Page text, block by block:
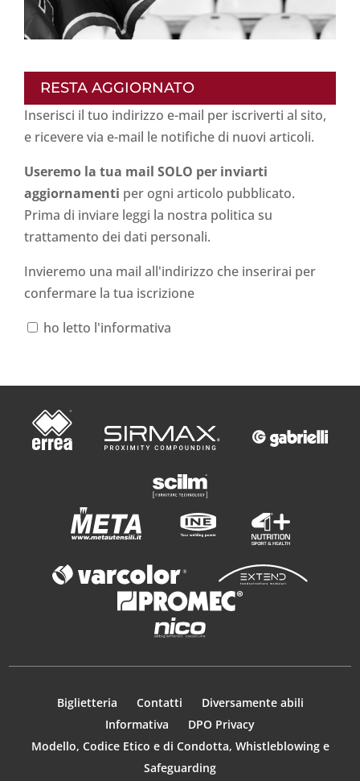
RESTA AGGIORNATO
Inserisci il tuo indirizzo e-mail per iscriverti al sito,
e ricevere via e-mail le notifiche di nuovi articoli.
Useremo la tua mail SOLO per inviarti
aggiornamenti per ogni articolo pubblicato.
Prima di inviare leggi la nostra politica su
trattamento dei dati personali.
Invieremo una mail all'indirizzo che inserirai per
confermare la tua iscrizione
ho letto l'informativa
Biglietteria Contatti
Diversamente abili
Informativa
DPO Privacy
Modello, Codice Etico e di Condotta, Whistleblowing e
Safeguarding